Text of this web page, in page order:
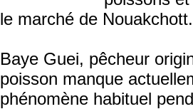
le marché de Nouakchott.
Baye Guei, pêcheur
poisson manque
phénomène habituel